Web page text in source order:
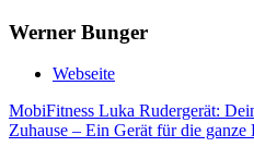
Werner Bunger
Webseite
MobiFitness Luka Rudergerät:
Zuhause – Ein Gerät für die ganze